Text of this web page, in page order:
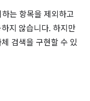
는 항목을 제외하고
지 않습니다. 하지만
검색을 구현할 수 있